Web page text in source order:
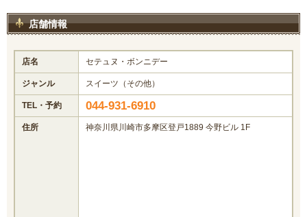
店舗情報
店名 セテュヌ・ボンニデー
ジャンル スイーツ（その他）
TEL・予約 044-931-6910
住所 神奈川県川崎市多摩区登戸1889 今野ビル 1F